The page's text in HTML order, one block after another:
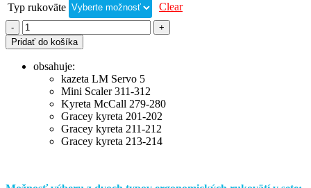
Typ rukoväte Clear
Pridať do košíka
obsahuje:
kazeta LM Servo 5
Mini Scaler 311-312
Kyreta McCall 279-280
Gracey kyreta 201-202
Gracey kyreta 211-212
Gracey kyreta 213-214